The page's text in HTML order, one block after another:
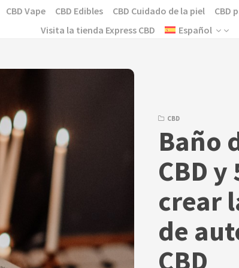
CBD Vape CBD Edibles CBD Cuidado de la piel CBD
Visita la tienda Express CBD
Español
CBD
Baño
CBD
crear
de
CBD